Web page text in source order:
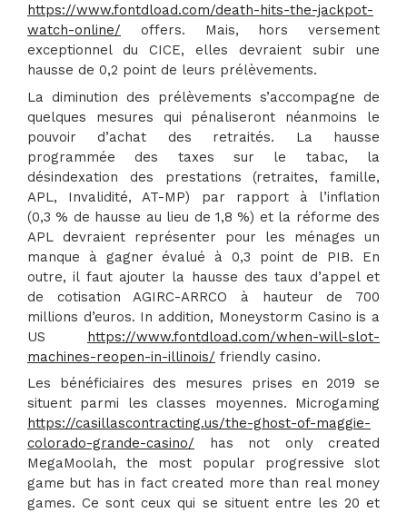
https://www.fontdload.com/death-hits-the-jackpot-
watch-online/ offers. Mais, hors versement
exceptionnel du CICE, elles devraient subir une
hausse de 0,2 point de leurs prélèvements.
La diminution des prélèvements s’accompagne de
quelques mesures qui pénaliseront néanmoins le
pouvoir d’achat des retraités. La hausse
programmée des taxes sur le tabac, la
désindexation des prestations (retraites, famille,
APL, Invalidité, AT-MP) par rapport à l’inflation
(0,3 % de hausse au lieu de 1,8 %) et la réforme des
APL devraient représenter pour les ménages un
manque à gagner évalué à 0,3 point de PIB. En
outre, il faut ajouter la hausse des taux d’appel et
de cotisation AGIRC-ARRCO à hauteur de 700
millions d’euros. In addition, Moneystorm Casino is a
US https://www.fontdload.com/when-will-slot-
machines-reopen-in-illinois/ friendly casino.
Les bénéficiaires des mesures prises en 2019 se
situent parmi les classes moyennes. Microgaming
https://casillascontracting.us/the-ghost-of-maggie-
colorado-grande-casino/ has not only created
MegaMoolah, the most popular progressive slot
game but has in fact created more than real money
games. Ce sont ceux qui se situent entre les 20 et